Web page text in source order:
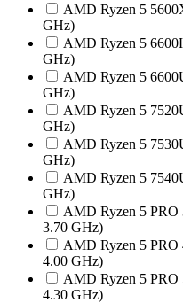
AMD Ryzen 5
GHz)
AMD Ryzen 5
GHz)
AMD Ryzen 5
GHz)
AMD Ryzen 5
GHz)
AMD Ryzen 5
GHz)
AMD Ryzen 5
GHz)
AMD Ryzen 5 PRO
3.70 GHz)
AMD Ryzen 5 PRO
4.00 GHz)
AMD Ryzen 5 PRO
4.30 GHz)